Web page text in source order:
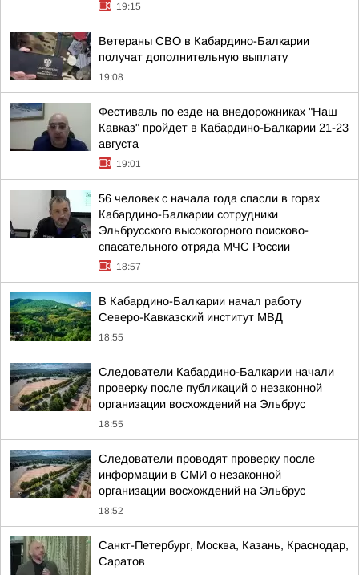
19:15
Ветераны СВО в Кабардино-Балкарии
получат дополнительную выплату
19:08
Фестиваль по езде на внедорожниках "Наш
Кавказ" пройдет в Кабардино-Балкарии 21-23
августа
19:01
56 человек с начала года спасли в горах
Кабардино-Балкарии сотрудники
Эльбрусского высокогорного поисково-
спасательного отряда МЧС России
18:57
В Кабардино-Балкарии начал работу
Северо-Кавказский институт МВД
18:55
Следователи Кабардино-Балкарии начали
проверку после публикаций о незаконной
организации восхождений на Эльбрус
18:55
Следователи проводят проверку после
информации в СМИ о незаконной
организации восхождений на Эльбрус
18:52
Санкт-Петербург, Москва, Казань, Краснодар,
Саратов